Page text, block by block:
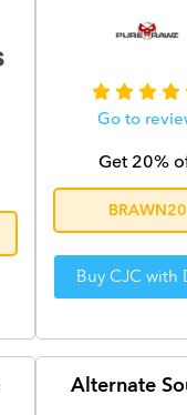
Go to
Get 20%
BRAWN20
Buy CJC with
Alternate